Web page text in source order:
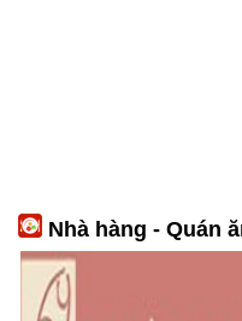
Nhà hàng - Quán